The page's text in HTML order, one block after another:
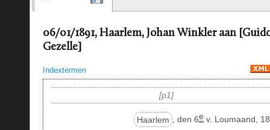
06/01/1891, Haarlem, Johan Winkler aan
Gezelle]
Indextermen
p1
Haarlem , den 6ev. Loumaand,